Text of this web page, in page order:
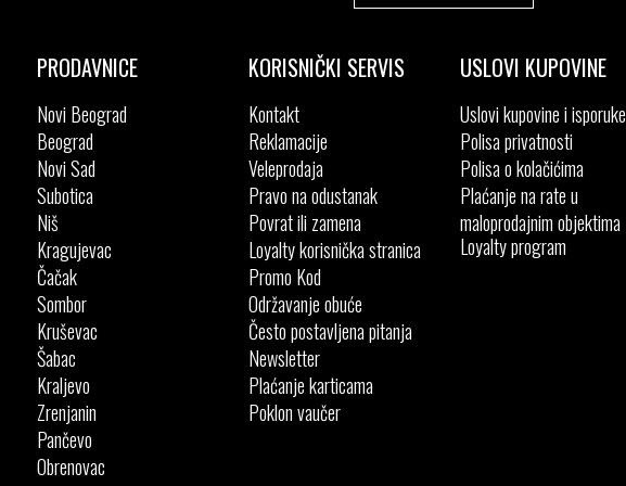
PRODAVNICE
Novi Beograd
Beograd
Novi Sad
Subotica
Niš
Kragujevac
Čačak
Sombor
Kruševac
Šabac
Kraljevo
Zrenjanin
Pančevo
Obrenovac
KORISNIČKI SERVIS
Kontakt
Reklamacije
Veleprodaja
Pravo na odustanak
Povrat ili zamena
Loyalty korisnička stranica
Promo Kod
Održavanje obuće
Često postavljena pitanja
Newsletter
Plaćanje karticama
Poklon vaučer
USLOVI KUPOVINE
Uslovi kupovine i isporuke
Polisa privatnosti
Polisa o kolačićima
Plaćanje na rate u
maloprodajnim objektima
Loyalty program